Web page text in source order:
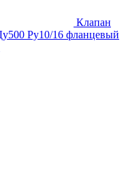
Клапан
Ру10/16 фланцевый